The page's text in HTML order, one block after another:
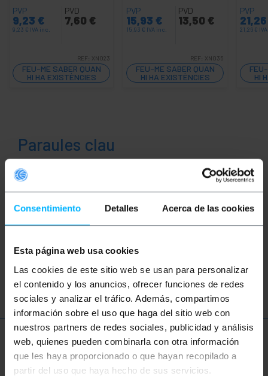
Consentimiento Detalles Acerca de las cookies
Esta página web usa cookies
Las cookies de este sitio web se usan para personalizar
el contenido y los anuncios, ofrecer funciones de redes
sociales y analizar el tráfico. Además, compartimos
información sobre el uso que haga del sitio web con
nuestros partners de redes sociales, publicidad y análisis
web, quienes pueden combinarla con otra información
que les haya proporcionado o que hayan recopilado a
partir del uso que haya hecho de sus servicios.
PVP
9,23 €
9,23 € IVA inc.
PVD
7,60 €
REF: XN023
FEU-ME SABER QUAN
HI HA EXISTÈNCIES
PVP
15,93 €
15,93 € IVA inc.
PVD
13,50 €
REF: XN035
FEU-ME SABER QUAN
HI HA EXISTÈNCIES
PVP
21,26 €
HI
Paraules clau
No has trobat el que buscaves? Aquests
temes us poden ajudar
XLR3 so música
discoteca efectes especials fx
Més informació